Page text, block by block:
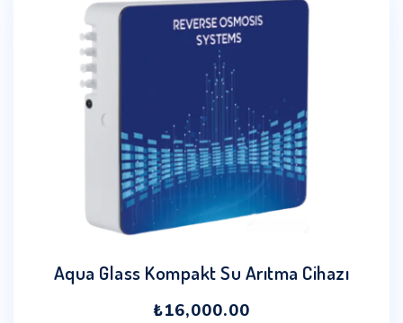
Aqua Glass Kompakt Su Arıtma Cihazı
₺16,000.00